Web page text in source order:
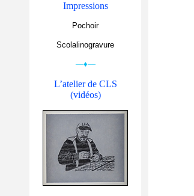
Impressions
Pochoir
Scolalinogravure
—♦—
L’atelier de CLS
(vidéos)